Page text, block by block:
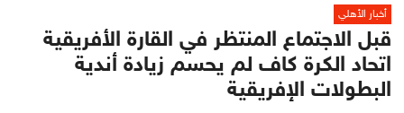
أخبار الأهلي
قبل الاجتماع المنتظر في القارة الأفريقية
اتحاد الكرة كاف لم يحسم زيادة أندية
البطولات الإفريقية